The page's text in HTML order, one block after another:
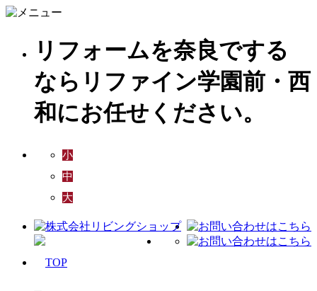
リフォームを奈良でする
ならリファイン学園前・西
和にお任せください。
小
中
大